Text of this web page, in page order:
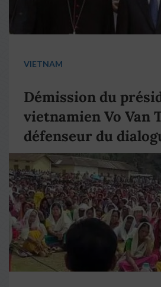
VIETNAM
Démission du
vietnamien Vo Van
défenseur du
pape François